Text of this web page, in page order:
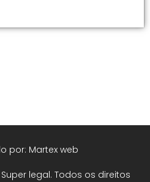
legal. Todos os direitos
por: Martex web